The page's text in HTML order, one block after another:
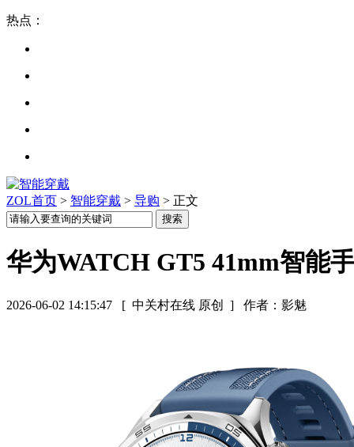
热点：
ZOL首页 > 智能穿戴 > 导购 > 正文
华为WATCH GT5 41mm智能
2026-06-02 14:15:47 [ 中关村在线 原创 ] 作者：影魅